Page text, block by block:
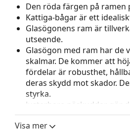
Den röda färgen på
Kattiga-bågar är ett
Glasögonens ram är
utseende.
Glasögon med ram har de
skalmar. De kommer att
fördelar är robusthet,
deras skydd mot skador.
styrka.
Justerbara näskuddar gör
glasögon för att ge högre
för att förhindra skador
Visa mer